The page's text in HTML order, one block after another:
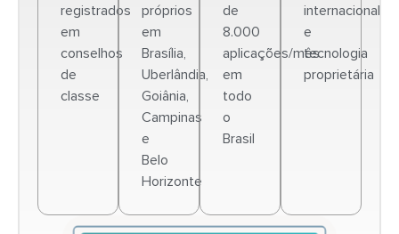
registrados
em
conselhos
de
classe
próprios
em
Brasília,
Uberlândia,
Goiânia,
Campinas
e
Belo
Horizonte
de
8.000
aplicações/mês
em
todo
o
Brasil
internacional
e
tecnologia
proprietária